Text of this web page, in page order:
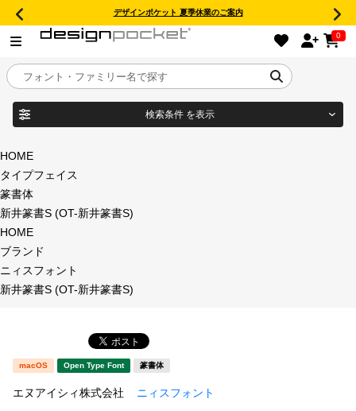
デザインポケット 夏季休業のご案内
0
目的別フォントガイド
特集
おすすめ
年間ライセンス商品
新着一覧
検索条件 を表示
商品名
フォント形式
タイプフェイス
明朝体
HOME
タイプフェイス
篆書体
新井篆書S (OT-新井篆書S)
HOME
ブランド
ニィスフォント
新井篆書S (OT-新井篆書S)
macOS Open Type Font 篆書体
エヌアイシィ株式会社 ニィスフォント